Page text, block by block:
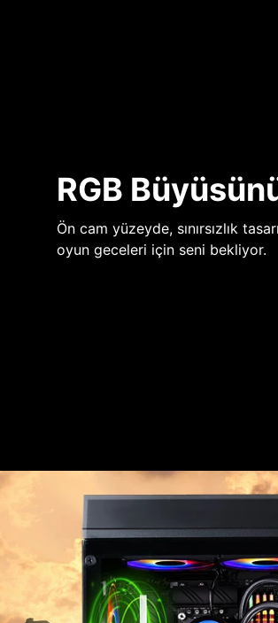
RGB
Ön cam yüzeyde, sınırsızlık
oyun geceleri için seni bekliyor.